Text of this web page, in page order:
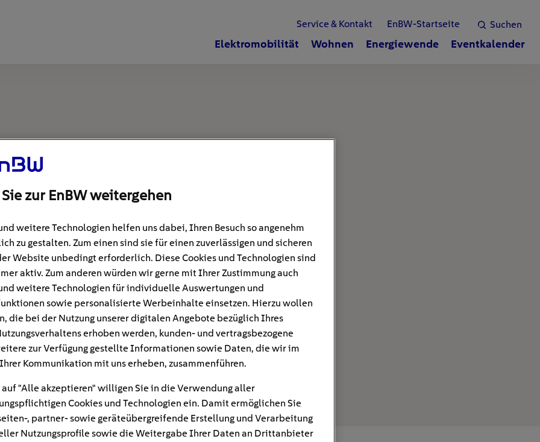
Suchen
Service & Kontakt EnBW-Startseite
Elektromobilität Wohnen Energiewende Eventkalender
zur EnBW weitergehen
weitere Technologien helfen uns dabei, Ihren Besuch so angenehm
zu gestalten. Zum einen sind sie für einen zuverlässigen und sicheren
Website unbedingt erforderlich. Diese Cookies und Technologien sind
aktiv. Zum anderen würden wir gerne mit Ihrer Zustimmung auch
weitere Technologien für individuelle Auswertungen und
sowie personalisierte Werbeinhalte einsetzen. Hierzu wollen
die bei der Nutzung unserer digitalen Angebote bezüglich Ihres
erhoben werden, kunden- und vertragsbezogene
zur Verfügung gestellte Informationen sowie Daten, die wir im
Kommunikation mit uns erheben, zusammenführen.
"Alle akzeptieren" willigen Sie in die Verwendung aller
Cookies und Technologien ein. Damit ermöglichen Sie
, partner- sowie geräteübergreifende Erstellung und Verarbeitung
Nutzungsprofile sowie die Weitergabe Ihrer Daten an Drittanbieter